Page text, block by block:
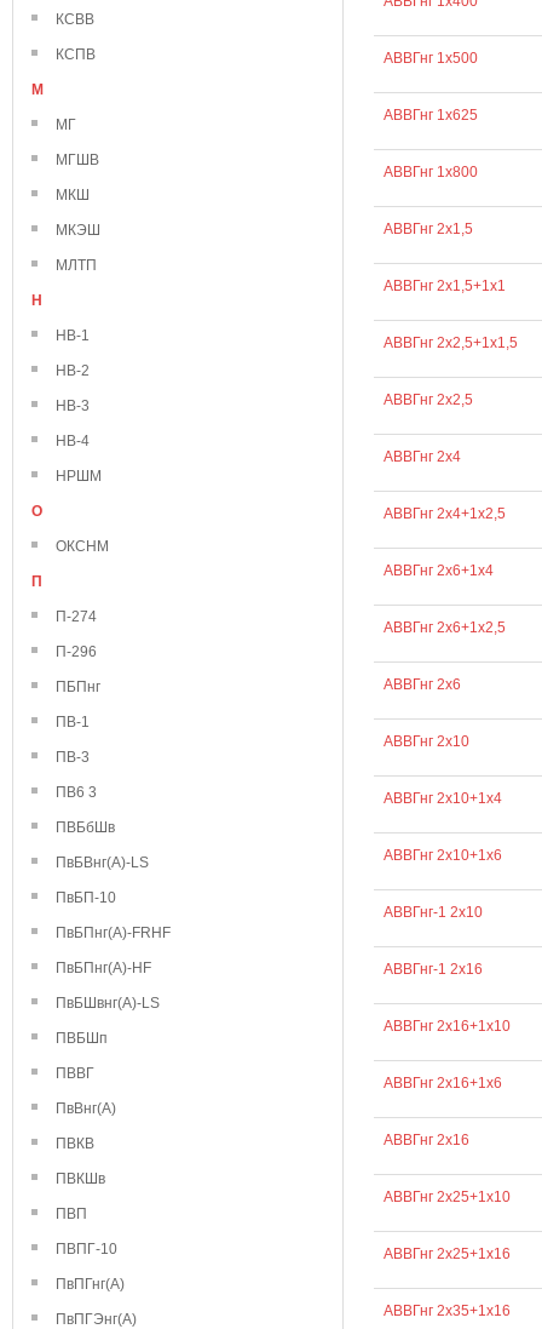
КСВВ
КСПВ
М
МГ
МГШВ
МКШ
МКЭШ
МЛТП
Н
НВ-1
НВ-2
НВ-3
НВ-4
НРШМ
О
ОКСНМ
П
П-274
П-296
ПБПнг
ПВ-1
ПВ-3
ПВ6 3
ПВБбШв
ПвБВнг(А)-LS
ПвБП-10
ПвБПнг(А)-FRHF
ПвБПнг(А)-HF
ПвБШвнг(А)-LS
ПВБШп
ПВВГ
ПвВнг(А)
ПВКВ
ПВКШв
ПВП
ПВПГ-10
ПвПГнг(А)
ПвПГЭнг(А)
АВВГнг 1х500
АВВГнг 1х625
АВВГнг 1х800
АВВГнг 2х1,5
АВВГнг 2х1,5+1х1
АВВГнг 2х2,5+1х1,5
АВВГнг 2х2,5
АВВГнг 2х4
АВВГнг 2х4+1х2,5
АВВГнг 2х6+1х4
АВВГнг 2х6+1х2,5
АВВГнг 2х6
АВВГнг 2х10
АВВГнг 2х10+1х4
АВВГнг 2х10+1х6
АВВГнг-1 2х10
АВВГнг-1 2х16
АВВГнг 2х16+1х10
АВВГнг 2х16+1х6
АВВГнг 2х16
АВВГнг 2х25+1х10
АВВГнг 2х25+1х16
АВВГнг 2х35+1х16